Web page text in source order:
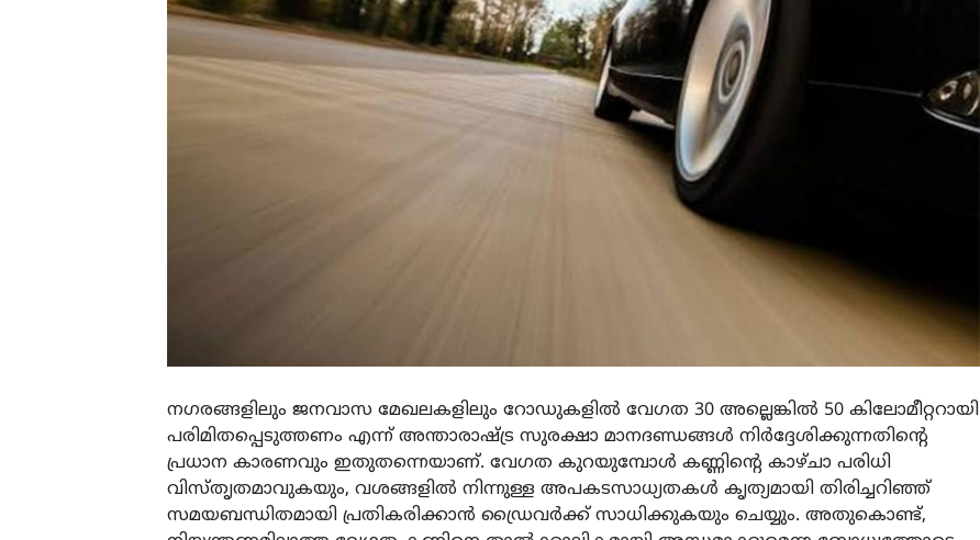
നഗരങ്ങളിലും ജനവാസ മേഖലകളിലും റോഡുകളിൽ വേഗത 30 അല്ലെങ്കിൽ 50 കിലോമീറ്ററായി
പരിമിതപ്പെടുത്തണം എന്ന് അന്താരാഷ്ട്ര സുരക്ഷാ മാനദണ്ഡങ്ങൾ നിർദ്ദേശിക്കുന്നതിന്റെ
പ്രധാന കാരണവും ഇതുതന്നെയാണ്. വേഗത കുറയുമ്പോൾ കണ്ണിന്റെ കാഴ്ചാ പരിധി
വിസ്തൃതമാവുകയും, വശങ്ങളിൽ നിന്നുള്ള അപകടസാധ്യതകൾ കൃത്യമായി തിരിച്ചറിഞ്ഞ്
സമയബന്ധിതമായി പ്രതികരിക്കാൻ ഡ്രൈവർക്ക് സാധിക്കുകയും ചെയ്യും. അതുകൊണ്ട്,